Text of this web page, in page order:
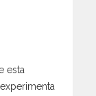
esta